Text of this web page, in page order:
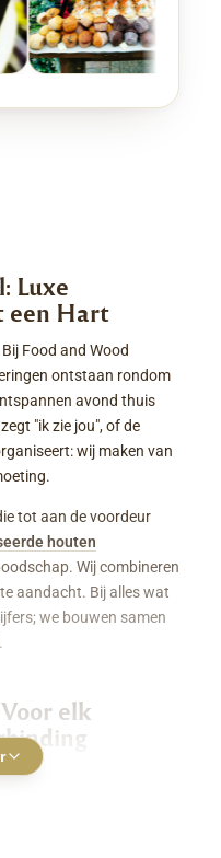
Luxe
een Hart
Bij Food and Wood
ontstaan rondom
avond thuis
"ik zie jou", of de
wij maken van
tot aan de voordeur
houten
Wij combineren
aandacht. Bij alles wat
we bouwen samen
.
elk